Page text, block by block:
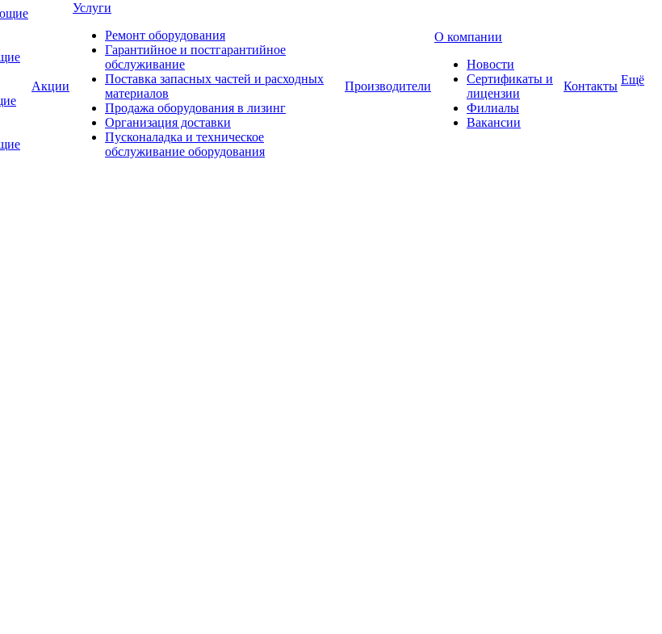
Акции
Услуги
Ремонт оборудования
Гарантийное и постгарантийное
обслуживание
Поставка запасных частей и расходных
материалов
Продажа оборудования в лизинг
Организация доставки
Пусконаладка и техническое
обслуживание оборудования
Производители
О компании
Новости
Сертификаты и
лицензии
Филиалы
Вакансии
Контакты Ещё